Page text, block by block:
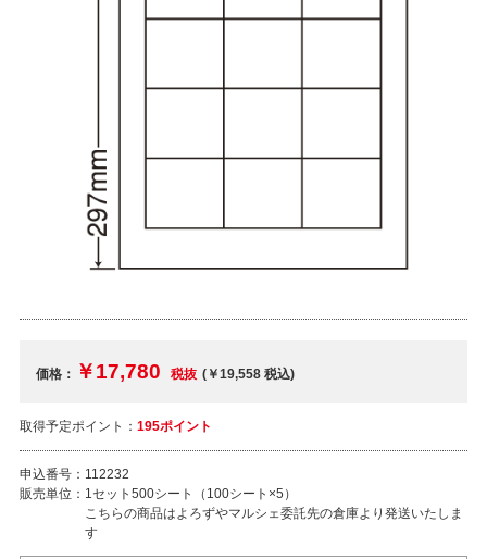
価格： ￥17,780 税抜 (￥19,558税込)
取得予定ポイント： 195ポイント
申込番号： 112232
販売単位： 1セット500シート（100シート×5）
こちらの商品はよろずやマルシェ委託先の倉庫より発送いたしま
す